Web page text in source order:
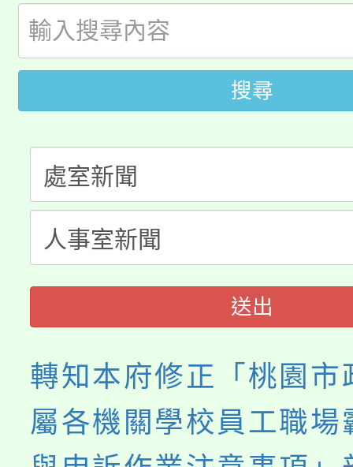
局官網。
8月14至27日，桃園電
開!
115年桃園市運動會8/
田徑場及游泳池舉行。
桃園市低收入戶享有免
視費優惠，中低收入戶
半價優惠，詳情可洽有
者。
份教師增能研習
大溪自造教育及科技中
份教師研習
淨零綠生活教案入校路
會
搜尋
送出
轉知本府修正「桃園市
屬各機關學校員工職場